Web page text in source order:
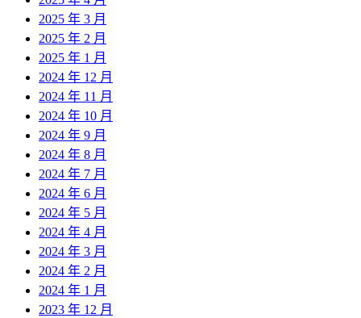
2025 年 3 月
2025 年 2 月
2025 年 1 月
2024 年 12 月
2024 年 11 月
2024 年 10 月
2024 年 9 月
2024 年 8 月
2024 年 7 月
2024 年 6 月
2024 年 5 月
2024 年 4 月
2024 年 3 月
2024 年 2 月
2024 年 1 月
2023 年 12 月